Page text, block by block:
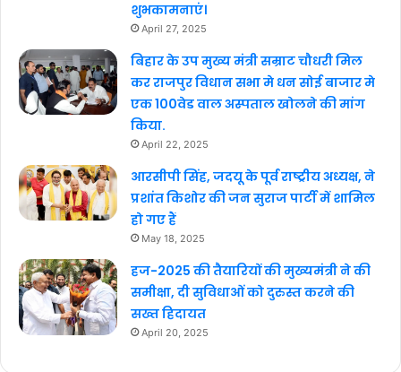
शुभकामनाएं।
April 27, 2025
बिहार के उप मुख्य मंत्री सम्राट चौधरी मिल
कर राजपुर विधान सभा मे धन सोई बाजार मे
एक 100वेड वाल अस्पताल खोलने की मांग
किया.
April 22, 2025
आरसीपी सिंह, जदयू के पूर्व राष्ट्रीय अध्यक्ष, ने
प्रशांत किशोर की जन सुराज पार्टी में शामिल
हो गए हैं
May 18, 2025
हज-2025 की तैयारियों की मुख्यमंत्री ने की
समीक्षा, दी सुविधाओं को दुरुस्त करने की
सख्त हिदायत
April 20, 2025